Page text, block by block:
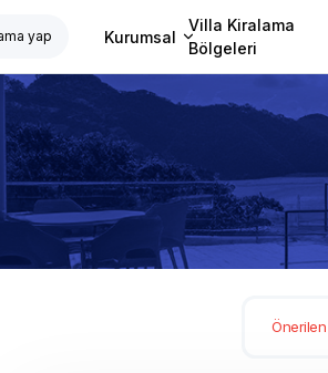
Kurumsal
Villa Kiralama
Bölgeleri
Önerilen